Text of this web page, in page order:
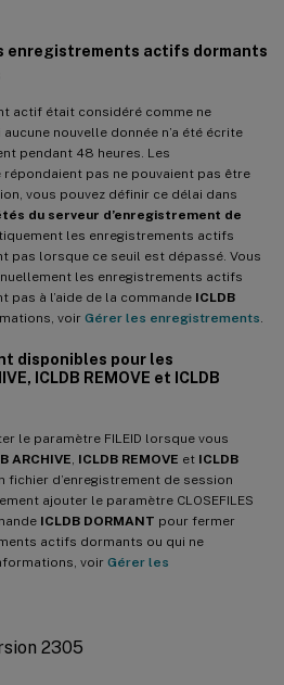
enregistrements actifs dormants
actif était considéré comme ne
nouvelle donnée n’a été écrite
pendant 48 heures. Les
pas ne pouvaient pas être
vous pouvez définir ce délai dans
du serveur d’enregistrement de
les enregistrements actifs
pas lorsque ce seuil est dépassé. Vous
les enregistrements actifs
pas à l’aide de la commande ICLDB
voir Gérer les enregistrements
disponibles pour les
ICLDB REMOVE et ICLDB
le paramètre FILEID lorsque vous
ARCHIVE ICLDB REMOVE et ICLDB
fichier d’enregistrement de session
ajouter le paramètre CLOSEFILES
ICLDB DORMANT pour fermer
actifs dormants ou qui ne
voir Gérer les
2305